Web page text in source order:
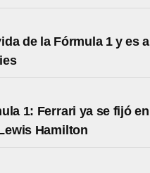
de la Fórmula 1 y es
1: Ferrari ya se fijó
Hamilton